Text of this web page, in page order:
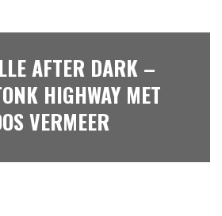
AFTER DARK –
HIGHWAY MET
VERMEER